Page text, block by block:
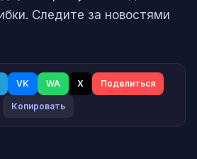
Следите за новостями
VK WA X Поделиться
Копировать